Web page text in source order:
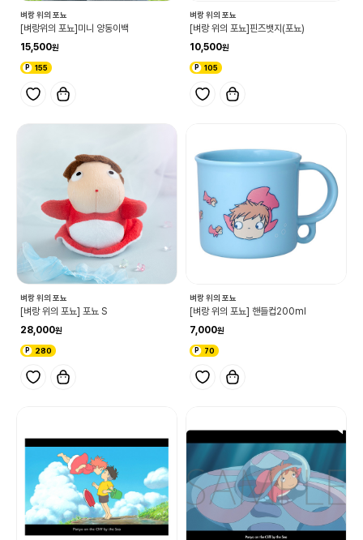
벼랑 위의 포뇨
[벼랑위의 포뇨]미니 양동이백
15,500
155
벼랑 위의 포뇨
[벼랑 위의 포뇨]핀즈뱃지(포뇨)
10,500
105
벼랑 위의 포뇨
[벼랑 위의 포뇨] 포뇨 S
28,000
280
벼랑 위의 포뇨
[벼랑 위의 포뇨] 핸들컵200ml
7,000
70